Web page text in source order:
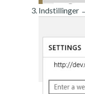
Indstillinger